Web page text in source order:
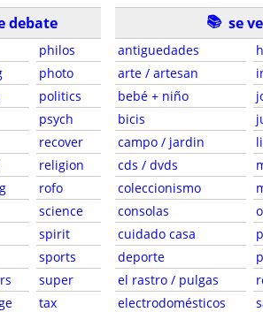
debate
philos
photo
politics
psych
recover
religion
rofo
science
spirit
sports
super
tax
📚 se
antiguedades
arte / artesan
bebé + niño
bicis
campo / jardin
cds / dvds
coleccionismo
consolas
cuidado casa
deporte
el rastro / pulgas
electrodomésticos